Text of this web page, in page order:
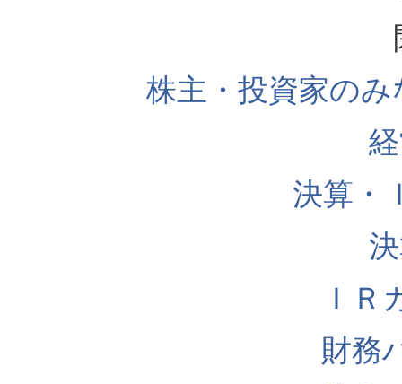
株主・投資家の
決算・
ＩＲ
財務